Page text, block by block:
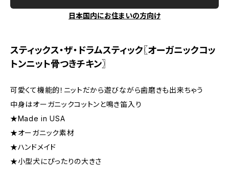
日本国内にお住まいの方向け
スティックス・ザ・ドラムスティック〖オーガニックコッ
トンニット骨つきチキン〗
可愛くて機能的！ニットだから遊びながら歯磨きも出来ちゃう
中身はオーガニックコットンと鳴き笛入り
★Made in USA
★オーガニック素材
★ハンドメイド
★小型犬にぴったりの大きさ